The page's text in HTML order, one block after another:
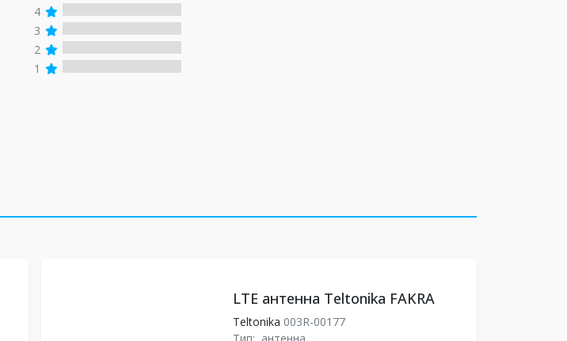
4
3
2
1
LTE антенна Teltonika FAKRA
Teltonika 003R-00177